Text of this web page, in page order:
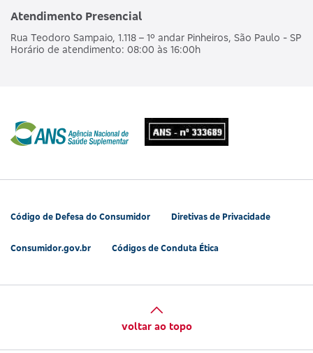
Atendimento Presencial
Rua Teodoro Sampaio, 1.118 – 1º andar Pinheiros, São Paulo - SP
Horário de atendimento: 08:00 às 16:00h
Código de Defesa do Consumidor Diretivas de Privacidade
Consumidor.gov.br Códigos de Conduta Ética
voltar ao topo